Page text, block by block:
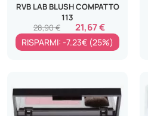
RVB LAB BLUSH COMPATTO
113
21,67 €
28,90 €
RISPARMI: -7.23€ (25%)